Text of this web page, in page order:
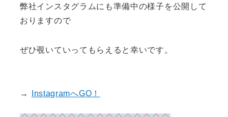
弊社インスタグラムにも準備中の様子を公開して
おりますので
ぜひ覗いていってもらえると幸いです。
→ InstagramへGO！